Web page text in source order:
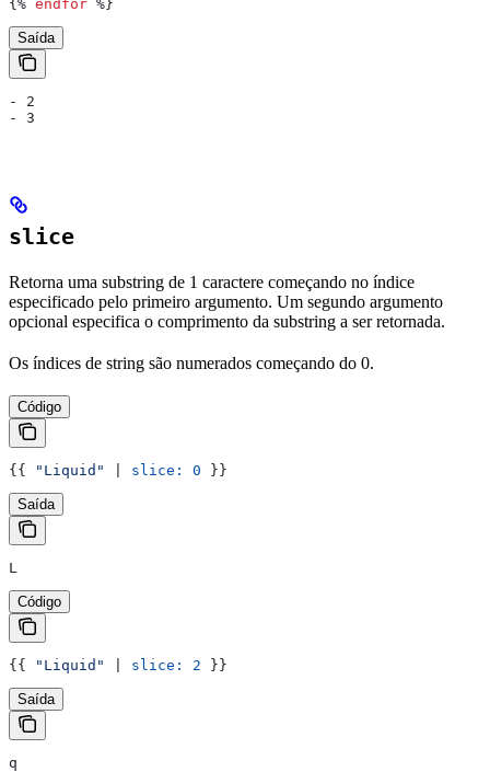
{% endfor %}
Saída
- 2
- 3
slice
Retorna uma substring de 1 caractere começando no índice
especificado pelo primeiro argumento. Um segundo argumento
opcional especifica o comprimento da substring a ser retornada.
Os índices de string são numerados começando do 0.
Código
{{ "Liquid" slice: 0 }}
Saída
L
Código
{{ "Liquid" slice: 2 }}
Saída
q